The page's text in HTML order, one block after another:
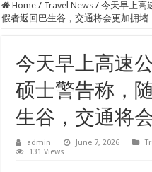
Home / Travel News / 今天早上高
假者返回巴生谷，交通将会更加拥堵
今天早上高速
硕士警告称，
生谷，交通将
admin June 7, 2026
131 Views